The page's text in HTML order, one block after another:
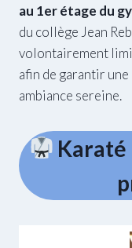
au 1er étage du
du collège Jean
volontairement
afin de garantir
ambiance sereine.
Karaté